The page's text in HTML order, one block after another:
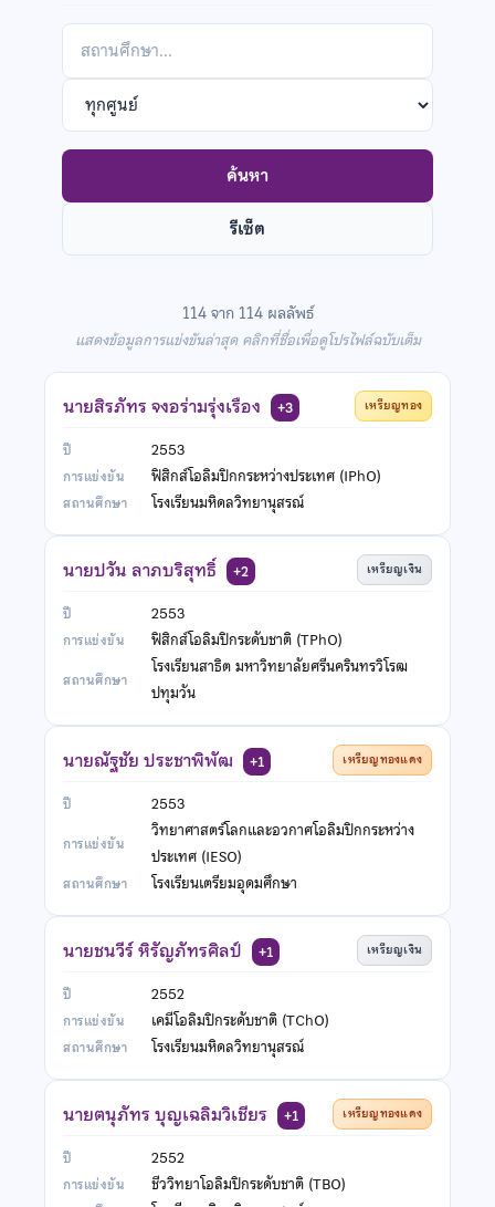
medal
กรอง
ตาม
สถาน
ศึกษา
Filter
by
POSN
center
ค้นหา
รีเซ็ต
114 จาก 114 ผลลัพธ์
แสดงข้อมูลการแข่งขันล่าสุด คลิกที่ชื่อเพื่อดูโปรไฟล์ฉบับเต็ม
นายสิรภัทร จงอร่ามรุ่งเรือง +3
2553
ฟิสิกส์โอลิมปิกกระหว่างประเทศ (IPhO)
เหรียญทอง
โรงเรียนมหิดลวิทยานุสรณ์
นายปวัน ลาภบริสุทธิ์ +2
2553
ฟิสิกส์โอลิมปิกระดับชาติ (TPhO)
เหรียญเงิน
โรงเรียนสาธิต มหาวิทยาลัยศรีนครินทรวิโรฒ
ปทุมวัน
นายณัฐชัย ประชาพิพัฒ +1
2553
วิทยาศาสตร์โลกและอวกาศโอลิมปิกกระหว่าง
ประเทศ (IESO)
เหรียญทองแดง
โรงเรียนเตรียมอุดมศึกษา
นายชนวีร์ หิรัญภัทรศิลป์ +1
2552
เคมีโอลิมปิกระดับชาติ (TChO)
เหรียญเงิน
โรงเรียนมหิดลวิทยานุสรณ์
นายตนุภัทร บุญเฉลิมวิเชียร +1
2552
ชีววิทยาโอลิมปิกระดับชาติ (TBO)
เหรียญทองแดง